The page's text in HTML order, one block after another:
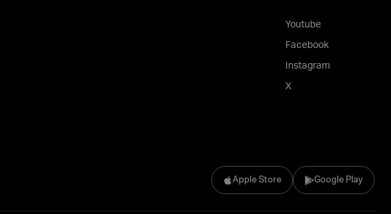
Apple Store Google Play
Youtube
Facebook
Instagram
X